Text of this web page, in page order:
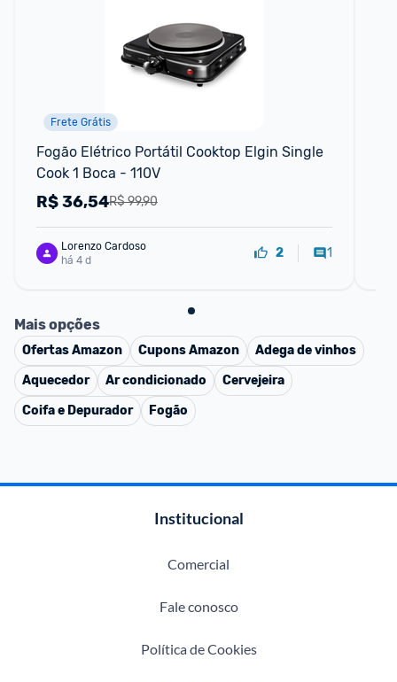
Frete Grátis
Fogão Elétrico Portátil Cooktop Elgin Single
Cook 1 Boca - 110V
R$ 99,90
R$36,54
Lorenzo Cardoso
há 4 d
2 1
Mais opções
OfertasAmazon CuponsAmazon
Adega de vinhos
Aquecedor
Ar condicionado
Cervejeira
Coifa e Depurador
Fogão
Institucional
Comercial
Fale conosco
Política de Cookies